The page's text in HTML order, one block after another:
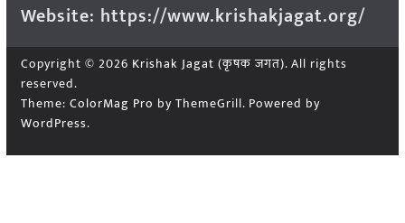
Website: https://www.krishakjagat.org/
Copyright © 2026 Krishak Jagat (कृषक जगत). All rights
reserved.
Theme: ColorMag Pro by ThemeGrill. Powered by
WordPress.